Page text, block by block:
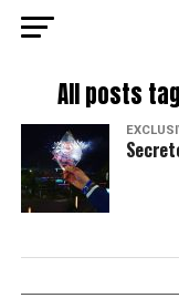
All posts